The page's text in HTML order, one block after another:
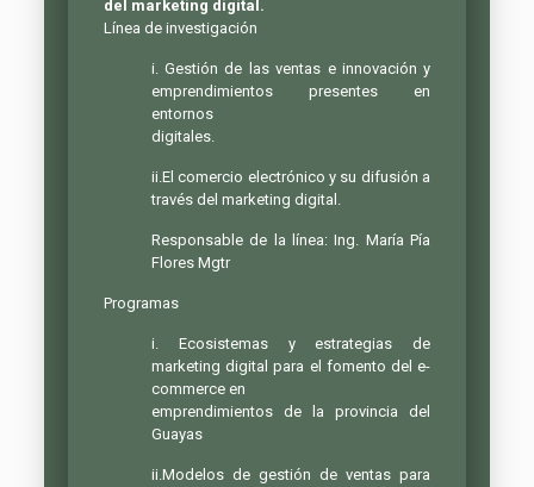
del marketing digital.
Línea de investigación
i. Gestión de las ventas e innovación y
emprendimientos presentes en
entornos
digitales.
ii.El comercio electrónico y su difusión a
través del marketing digital.
Responsable de la línea: Ing. María Pía
Flores Mgtr
Programas
i. Ecosistemas y estrategias de
marketing digital para el fomento del e-
commerce en
emprendimientos de la provincia del
Guayas
ii.Modelos de gestión de ventas para